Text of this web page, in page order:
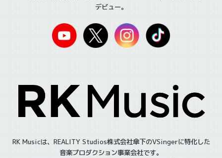
デビュー。
RK Musicは、REALITY Studios株式会社傘下のVSingerに特化した
音楽プロダクション事業会社です。